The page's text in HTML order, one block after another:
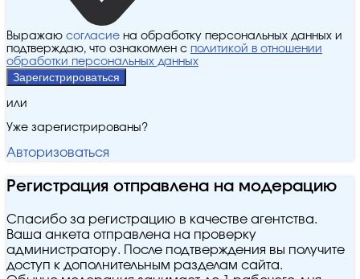
Выражаю согласие на обработку персональных данных и
подтверждаю, что ознакомлен с политикой в отношении
обработки персональных данных
Зарегистрироваться
или
Уже зарегистрированы?
Авторизоваться
Регистрация отправлена на модерацию
Спасибо за регистрацию в качестве агентства.
Ваша анкета отправлена на проверку
администратору. После подтверждения вы получите
доступ к дополнительным разделам сайта.